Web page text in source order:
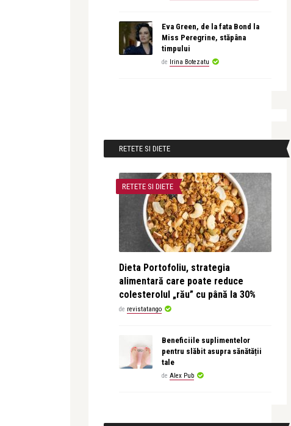
Eva Green, de la fata Bond la
Miss Peregrine, stăpâna
timpului
de Irina Botezatu
RETETE SI DIETE
RETETE SI DIETE
Dieta Portofoliu, strategia
alimentară care poate reduce
colesterolul „rău” cu până la 30%
de revistatango
Beneficiile suplimentelor
pentru slăbit asupra sănătății
tale
de Alex Pub